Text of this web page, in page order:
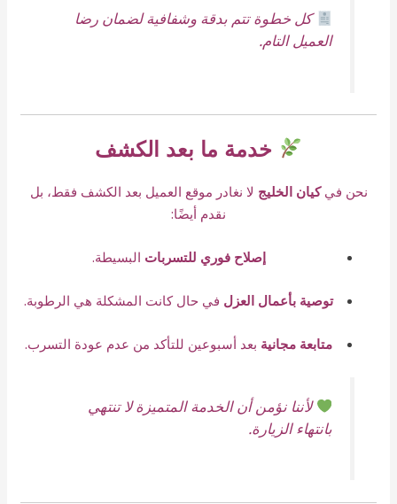
كل خطوة تتم بدقة وشفافية لضمان رضا
العميل التام.
خدمة ما بعد الكشف
نحن فيكيان الخليج لا نغادر موقع العميل بعد الكشف فقط، بل
نقدم أيضًا:
إصلاح فوري للتسربات البسيطة.
توصية بأعمال العزل في حال كانت المشكلة هي الرطوبة.
متابعة مجانية بعد أسبوعين للتأكد من عدم عودة التسرب.
لأننا نؤمن أن الخدمة المتميزة لا تنتهي
بانتهاء الزيارة.